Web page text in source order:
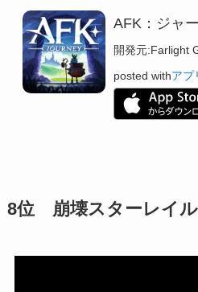
AFK：ジャ
開発元:Farlight
posted withアプ
8位 崩壊スターレイル